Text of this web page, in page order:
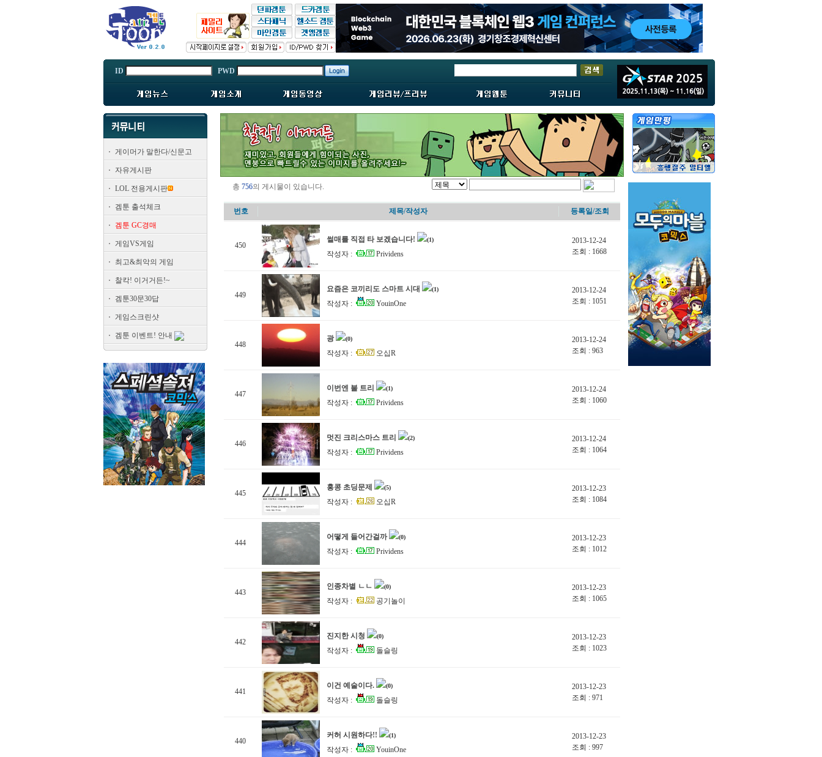
ID PWD
게이머가 말한다/신문고
자유게시판
LOL 전용게시판
겜툰 출석체크
겜툰 GC경매
게임VS게임
최고&최악의 게임
찰칵! 이거거든!~
겜툰30문30답
게임스크린샷
겜툰 이벤트! 안내
총 756의 게시물이 있습니다.
번호 제목/작성자 등록일/조회
450
썰매를 직접 타 보겠습니다! (1)
작성자 : Prividens
2013-12-24
조회 : 1668
449
요즘은 코끼리도 스마트 시대 (1)
작성자 : YouinOne
2013-12-24
조회 : 1051
448
광 (0)
작성자 : 오십R
2013-12-24
조회 : 963
447
이번엔 불 트리 (1)
작성자 : Prividens
2013-12-24
조회 : 1060
446
멋진 크리스마스 트리 (2)
작성자 : Prividens
2013-12-24
조회 : 1064
445
홍콩 초딩문제 (5)
작성자 : 오십R
2013-12-23
조회 : 1084
444
어떻게 들어간걸까 (0)
작성자 : Prividens
2013-12-23
조회 : 1012
443
인종차별 ㄴㄴ (0)
작성자 : 공기놀이
2013-12-23
조회 : 1065
442
진지한 시청 (0)
작성자 : 돌슬링
2013-12-23
조회 : 1023
441
이건 예술이다. (0)
작성자 : 돌슬링
2013-12-23
조회 : 971
440
커허 시원하다!! (1)
작성자 : YouinOne
2013-12-23
조회 : 997